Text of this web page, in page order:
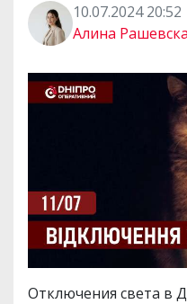
10.07.2024 20:52
Алина
Отключения света в